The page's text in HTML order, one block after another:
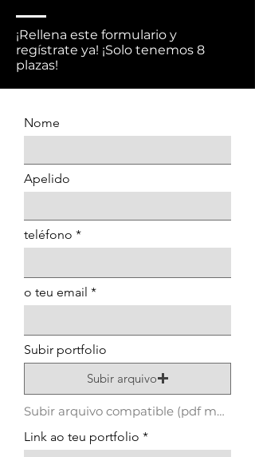
¡Rellena este formulario y
regístrate ya! ¡Solo tenemos 8
plazas!
Nome
Apelido
teléfono
o teu email
Subir portfolio
Subir arquivo
Subir arquivo compatible (pdf máximo 15 MB)
Link ao teu portfolio